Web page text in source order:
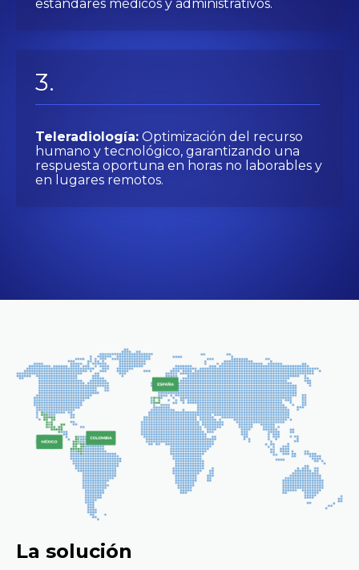
estándares médicos y administrativos.
Teleradiología: Optimización del recurso
humano y tecnológico, garantizando una
respuesta oportuna en horas no laborables y
en lugares remotos.
La solución